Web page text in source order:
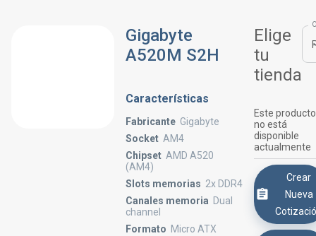
Gigabyte
A520M S2H
Características
Fabricante Gigabyte
Socket AM4
Chipset AMD A520
(AM4)
Slots memorias 2x DDR4
Canales memoria Dual
channel
Formato Micro ATX
Elige
tu
tienda
Este producto
no está
disponible
actualmente
Crear
Nueva